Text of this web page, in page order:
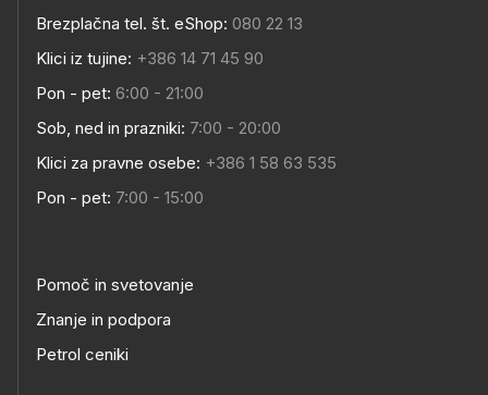
Brezplačna tel. št. eShop: 080 22 13
Klici iz tujine: +386 14 71 45 90
Pon - pet: 6:00 - 21:00
Sob, ned in prazniki: 7:00 - 20:00
Klici za pravne osebe: +386 1 58 63 535
Pon - pet: 7:00 - 15:00
Pomoč in svetovanje
Znanje in podpora
Petrol ceniki